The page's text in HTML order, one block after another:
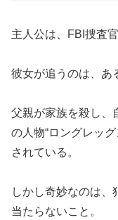
主人公は、FBI捜査
彼女が追うのは、あ
父親が家族を殺し、
の人物“ロングレッ
されている。
しかし奇妙なのは、
当たらないこと。